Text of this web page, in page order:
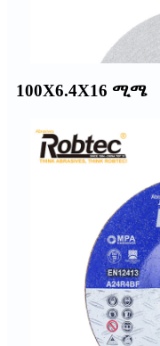
100X6.4X16 ሚሜ